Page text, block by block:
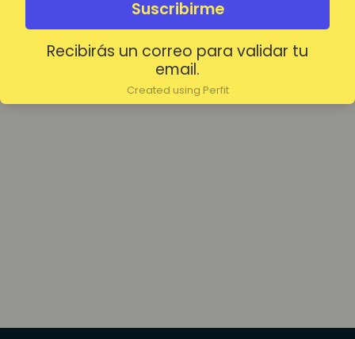
Suscribirme
Recibirás un correo para validar tu
email.
Created using Perfit
Acceder